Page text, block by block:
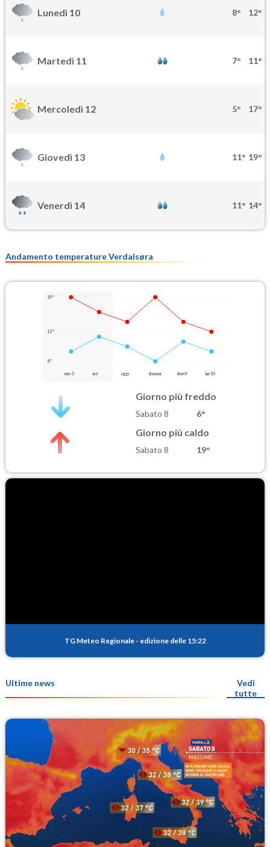
Lunedì 10 8° 12°
Martedì 11 7° 11°
Mercoledì 12 5° 17°
Giovedì 13 11° 19°
Venerdì 14 11° 14°
Andamento temperature Verdalsøra
19°
12°
6°
mer 5 ieri oggi domani dom 9 lun 10
Giorno più freddo
Sabato 8 6°
Giorno più caldo
Sabato 8 19°
TG Meteo Regionale - edizione delle 15:22
Ultime news
Vedi
tutte